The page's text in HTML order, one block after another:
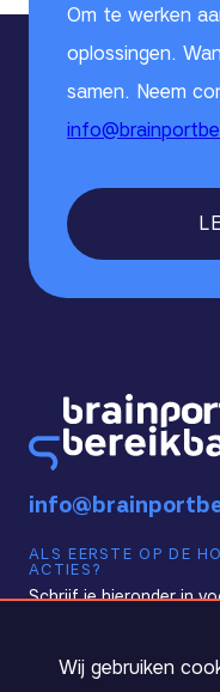
Cookie
Wij gebruiken
Om te werken
oplossingen.
samen. Neem
ALS EERSTE OP DE
ACTIES?
Schrijf je hieronder in